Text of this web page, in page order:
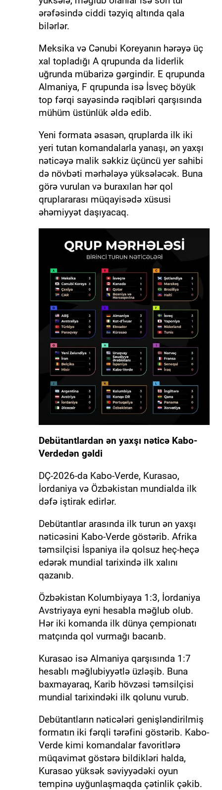
ərəfəsində ciddi təzyiq altında qala
bilərlər.
Meksika və Cənubi Koreyanın hərəyə üç
xal topladığı A qrupunda da liderlik
uğrunda mübarizə gərgindir. E qrupunda
Almaniya, F qrupunda isə İsveç böyük
top fərqi sayəsində rəqibləri qarşısında
mühüm üstünlük əldə edib.
Yeni formata əsasən, qruplarda ilk iki
yeri tutan komandalarla yanaşı, ən yaxşı
nəticəyə malik səkkiz üçüncü yer sahibi
də növbəti mərhələyə yüksələcək. Buna
görə vurulan və buraxılan hər qol
qruplararası müqayisədə xüsusi
əhəmiyyət daşıyacaq.
Debütantlardan ən yaxşı nəticə Kabo-
Verdedən gəldi
DÇ-2026-da Kabo-Verde, Kurasao,
İordaniya və Özbəkistan mundialda ilk
dəfə iştirak edirlər.
Debütantlar arasında ilk turun ən yaxşı
nəticəsini Kabo-Verde göstərib. Afrika
təmsilçisi İspaniya ilə qolsuz heç-heçə
edərək mundial tarixində ilk xalını
qazanıb.
Özbəkistan Kolumbiyaya 1:3, İordaniya
Avstriyaya eyni hesabla məğlub olub.
Hər iki komanda ilk dünya çempionatı
matçında qol vurmağı bacarıb.
Kurasao isə Almaniya qarşısında 1:7
hesablı məğlubiyyətlə üzləşib. Buna
baxmayaraq, Karib hövzəsi təmsilçisi
mundial tarixindəki ilk qolunu vurub.
Debütantların nəticələri genişləndirilmiş
formatın iki fərqli tərəfini göstərib. Kabo-
Verde kimi komandalar favoritlərə
müqavimət göstərə bildikləri halda,
Kurasao yüksək səviyyədəki oyun
tempinə uyğunlaşmaqda çətinlik çəkib.